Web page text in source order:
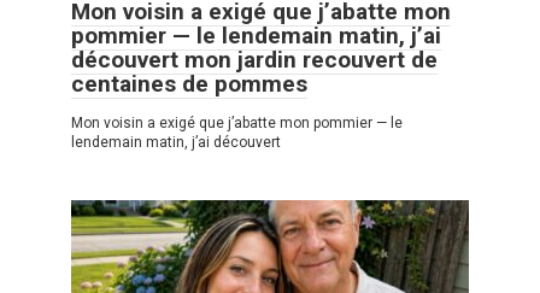
Mon voisin a exigé que j’abatte mon
pommier — le lendemain matin, j’ai
découvert mon jardin recouvert de
centaines de pommes
Mon voisin a exigé que j’abatte mon pommier — le
lendemain matin, j’ai découvert